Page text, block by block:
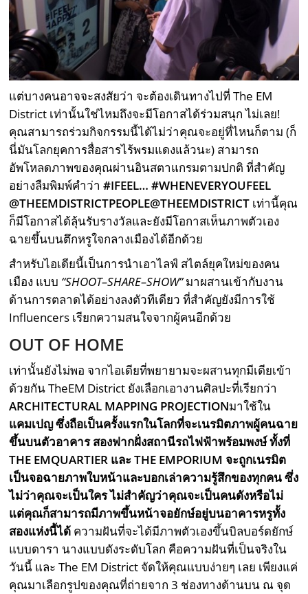
แต่บางคนอาจจะสงสัยว่า จะต้องเดินทางไปที่ The EM
District เท่านั้นใช่ไหมถึงจะมีโอกาสได้ร่วมสนุก ไม่เลย!
คุณสามารถร่วมกิจกรรมนี้ได้ไม่ว่าคุณจะอยู่ที่ไหนก็ตาม (ก็
นี่มันโลกยุคการสื่อสารไร้พรมแดงแล้วนะ) สามารถ
อัพโหลดภาพของคุณผ่านอินสตาแกรมตามปกติ ที่สำคัญ
อย่างลืมพิมพ์คำว่า#IFEEL… #WHENEVERYOUFEEL
@THEEMDISTRICTPEOPLE@THEEMDISTRICT เท่านี้คุณ
ก็มีโอกาสได้ลุ้นรับรางวัลและยังมีโอกาสเห็นภาพตัวเอง
ฉายขึ้นบนตึกหรูใจกลางเมืองได้อีกด้วย
สำหรับไอเดียนี้เป็นการนำเอาไลฟ์ สไตล์ยุคใหม่ของคน
เมือง แบบ “SHOOT–SHARE–SHOW”มาผสานเข้ากับงาน
ด้านการตลาดได้อย่างลงตัวทีเดียว ที่สำคัญยังมีการใช้
Influencers เรียกความสนใจจากผู้คนอีกด้วย
OUT OF HOME
เท่านั้นยังไม่พอ จากไอเดียที่พยายามจะผสานทุกมีเดียเข้า
ด้วยกัน TheEM District ยังเลือกเอางานศิลปะที่เรียกว่า
ARCHITECTURAL MAPPING PROJECTIONมาใช้ใน
แคมเปญ ซึ่งถือเป็นครั้งแรกในโลกที่จะเนรมิตภาพผู้คนฉาย
ขึ้นบนตัวอาคาร สองฟากฝั่งสถานีรถไฟฟ้าพร้อมพงษ์ ทั้งที่
THE EMQUARTIER และ THE EMPORIUM จะถูกเนรมิต
เป็นจอฉายภาพใบหน้าและบอกเล่าความรู้สึกของทุกคน ซึ่ง
ไม่ว่าคุณจะเป็นใคร ไม่สำคัญว่าคุณจะเป็นคนดังหรือไม่
แต่คุณก็สามารถมีภาพขึ้นหน้าจอยักษ์อยู่บนอาคารหรูทั้ง
สองแห่งนี้ได้ ความฝันที่จะได้มีภาพตัวเองขึ้นบิลบอร์ดยักษ์
แบบดารา นางแบบดังระดับโลก คือความฝันที่เป็นจริงใน
วันนี้ และ The EM District จัดให้คุณแบบง่ายๆ เลย เพียงแค่
คุณมาเลือกรูปของคุณที่ถ่ายจาก 3 ช่องทางด้านบน ณ จุด